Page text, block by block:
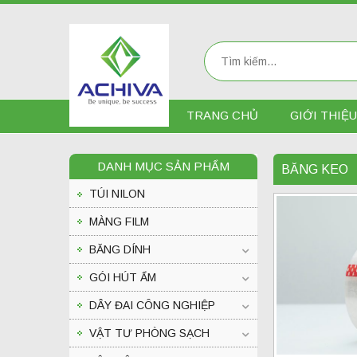
Tìm
kiếm:
TRANG CHỦ GIỚI THIỆU
BĂNG KEO
DANH MỤC SẢN PHẨM
TÚI NILON
MÀNG FILM
BĂNG DÍNH
GÓI HÚT ẨM
DÂY ĐAI CÔNG NGHIỆP
VẬT TƯ PHÒNG SẠCH